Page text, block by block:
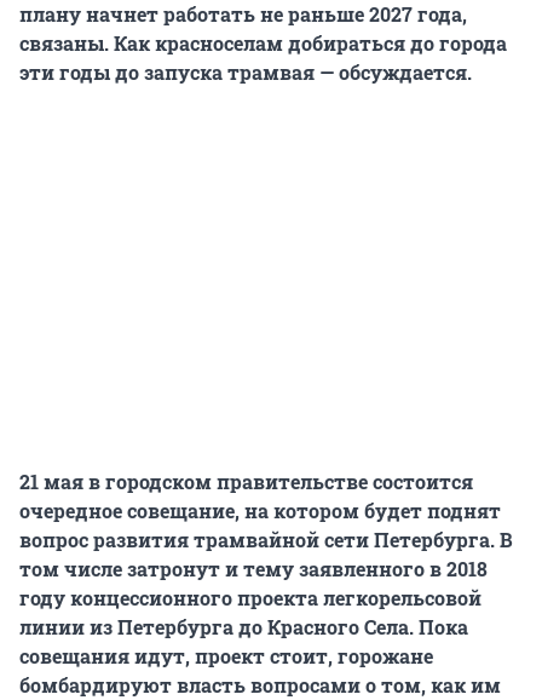
плану начнет работать не раньше 2027 года,
связаны. Как красноселам добираться до города
эти годы до запуска трамвая — обсуждается.
21 мая в городском правительстве состоится
очередное совещание, на котором будет поднят
вопрос развития трамвайной сети Петербурга. В
том числе затронут и тему заявленного в 2018
году концессионного проекта легкорельсовой
линии из Петербурга до Красного Села. Пока
совещания идут, проект стоит, горожане
бомбардируют власть вопросами о том, как им